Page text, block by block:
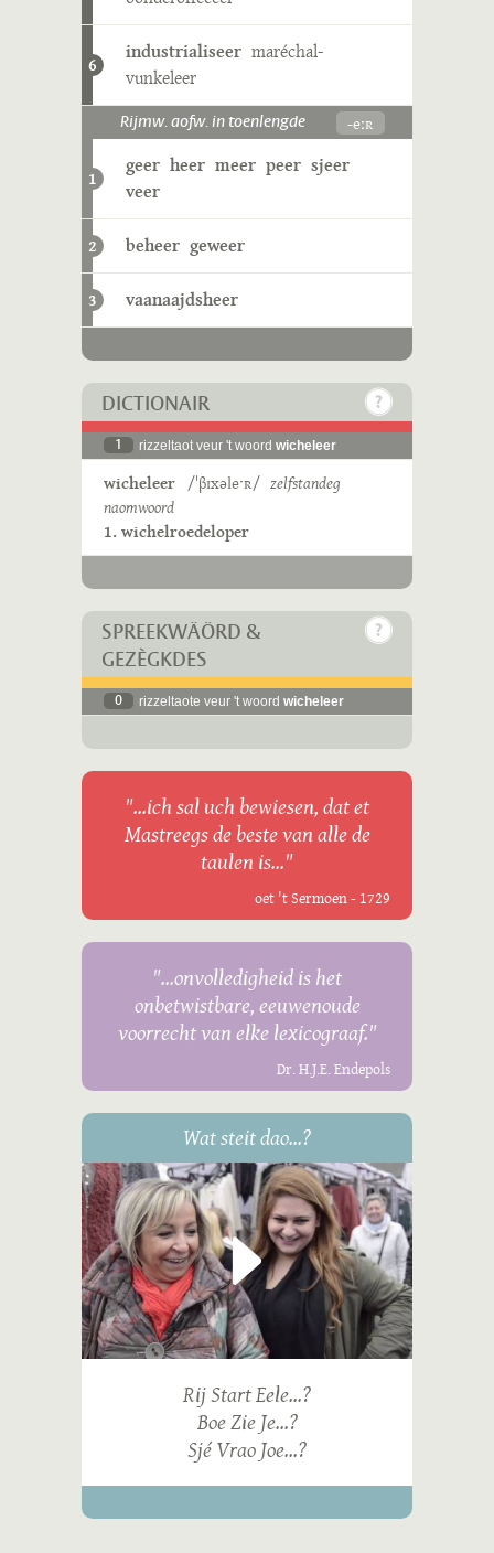
6
industrialiseer maréchal-
vunkeleer
Rijmw. aofw. in toenlengde -eːʀ
1
geer heer meer peer sjeer
veer
2 beheer geweer
3 vaanaajdsheer
DICTIONAIR
1 rizzeltaot veur 't woord wicheleer
wicheleer /ˈβɪxəleˑʀ/ zelfstandeg
naomwoord
1. wichelroedeloper
SPREEKWÄÖRD &
GEZÈGKDES
0 rizzeltaote veur 't woord wicheleer
"...ich sal uch bewiesen, dat et
Mastreegs de beste van alle de
taulen is..."
oet 't Sermoen - 1729
"...onvolledigheid is het
onbetwistbare, eeuwenoude
voorrecht van elke lexicograaf."
Dr. H.J.E. Endepols
Wat steit dao...?
Rij Start Eele...?
Boe Zie Je...?
Sjé Vrao Joe...?